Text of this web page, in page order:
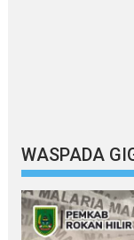
WASPADA